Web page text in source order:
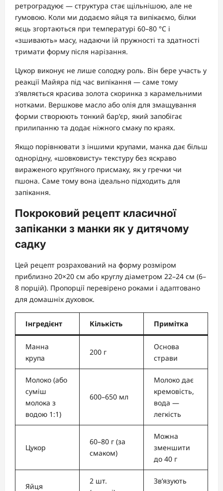
ретроградуює — структура стає щільнішою, але не
гумовою. Коли ми додаємо яйця та випікаємо, білки
яєць згортаються при температурі 60–80 °C і
«зшивають» масу, надаючи їй пружності та здатності
тримати форму після нарізання.
Цукор виконує не лише солодку роль. Він бере участь у
реакції Майяра під час випікання — саме тому
з’являється красива золота скоринка з карамельними
нотками. Вершкове масло або олія для змащування
форми створюють тонкий бар’єр, який запобігає
прилипанню та додає ніжного смаку по краях.
Якщо порівнювати з іншими крупами, манка дає більш
однорідну, «шовковисту» текстуру без яскраво
вираженого круп’яного присмаку, як у гречки чи
пшона. Саме тому вона ідеально підходить для
запікання.
Покроковий рецепт класичної
запіканки з манки як у дитячому
садку
Цей рецепт розрахований на форму розміром
приблизно 20×20 см або круглу діаметром 22–24 см (6–
8 порцій). Пропорції перевірено роками і адаптовано
для домашніх духовок.
Інгредієнт Кількість Примітка
Манна
крупа
200 г
Основа
страви
Молоко (або
суміш
молока з
водою 1:1)
600–650 мл
Молоко дає
кремовість,
вода —
легкість
Цукор
60–80 г (за
смаком)
Можна
зменшити
до 40 г
Яйця
2 шт.
Зв’язують